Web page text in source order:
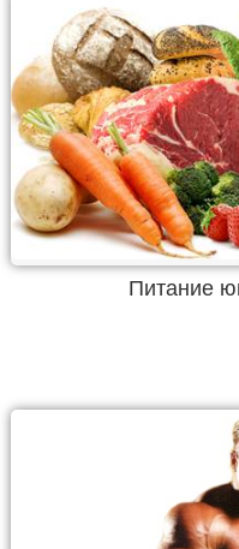
Питание